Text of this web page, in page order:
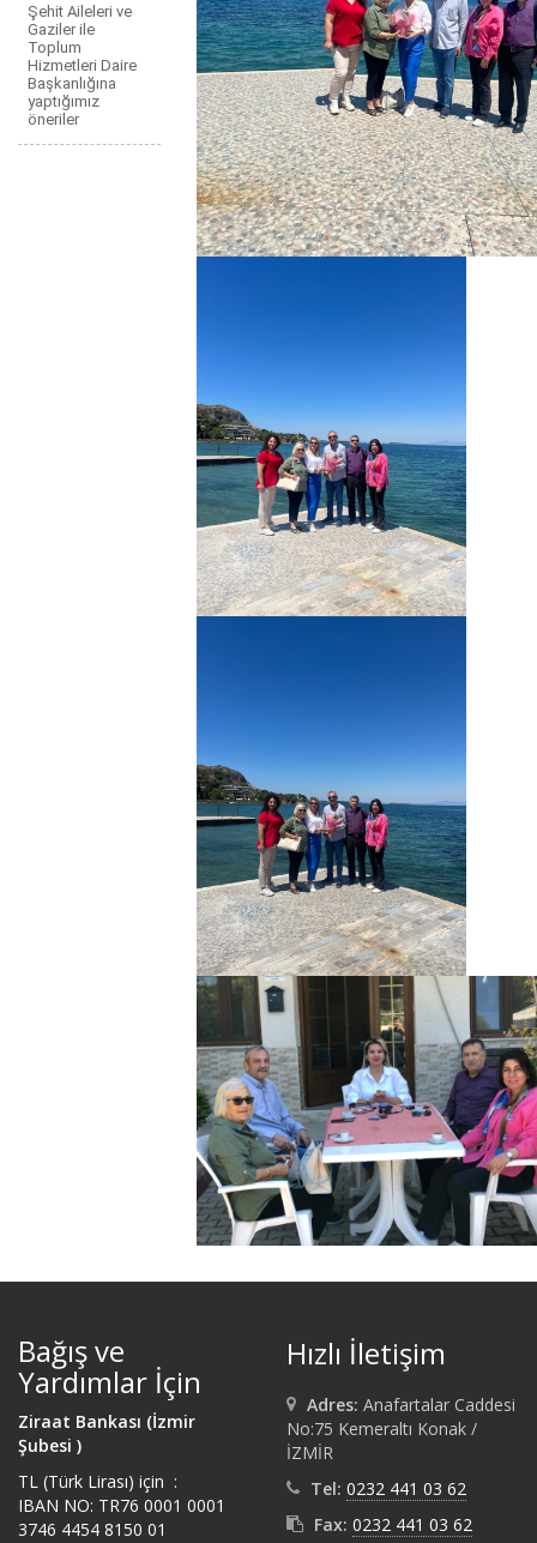
Şehit Aileleri ve
Gaziler ile
Toplum
Hizmetleri Daire
Başkanlığına
yaptığımız
öneriler
Bağış ve
Yardımlar İçin
Ziraat Bankası (İzmir
Şubesi )
TL (Türk Lirası) için :
IBAN NO: TR76 0001 0001
3746 4454 8150 01
Hızlı İletişim
Adres: Anafartalar Caddesi
No:75 Kemeraltı Konak /
İZMİR
Tel: 0232 441 03 62
Fax: 0232 441 03 62